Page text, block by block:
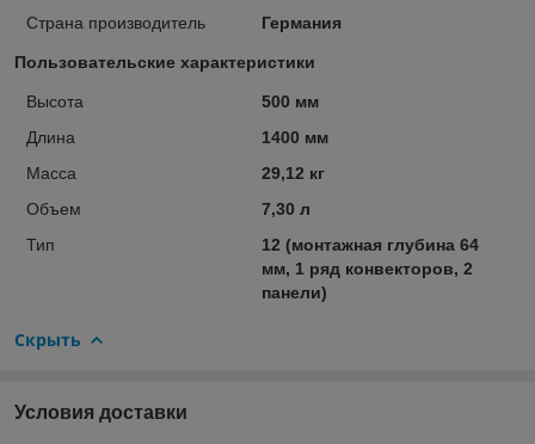
Страна производитель
Германия
Пользовательские характеристики
Высота
500 мм
Длина
1400 мм
Масса
29,12 кг
Объем
7,30 л
Тип
12 (монтажная глубина 64
мм, 1 ряд конвекторов, 2
панели)
Скрыть
Условия доставки